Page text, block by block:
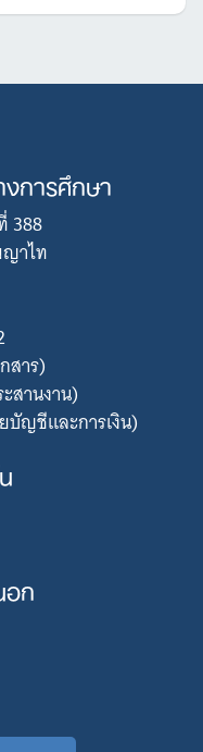
การศึกษา
388
าไท
สาร)
สานงาน)
บัญชีและการเงิน)
ก